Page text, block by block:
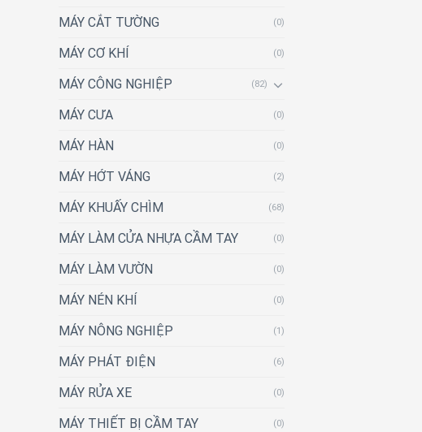
MÁY CẮT TƯỜNG (0)
MÁY CƠ KHÍ (0)
MÁY CÔNG NGHIỆP (82)
MÁY CƯA (0)
MÁY HÀN (0)
MÁY HỚT VÁNG (2)
MÁY KHUẤY CHÌM (68)
MÁY LÀM CỬA NHỰA CẦM TAY (0)
MÁY LÀM VƯỜN (0)
MÁY NÉN KHÍ (0)
MÁY NÔNG NGHIỆP (1)
MÁY PHÁT ĐIỆN (6)
MÁY RỬA XE (0)
MÁY THIẾT BỊ CẦM TAY (0)